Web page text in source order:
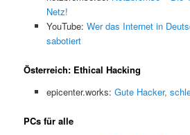
Netz!
YouTube: Wer das Internet in
sabotiert
Österreich: Ethical Hacking
epicenter.works: Gute Hacker,
PCs für alle